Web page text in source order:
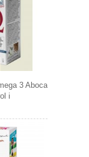
3 Aboca
i